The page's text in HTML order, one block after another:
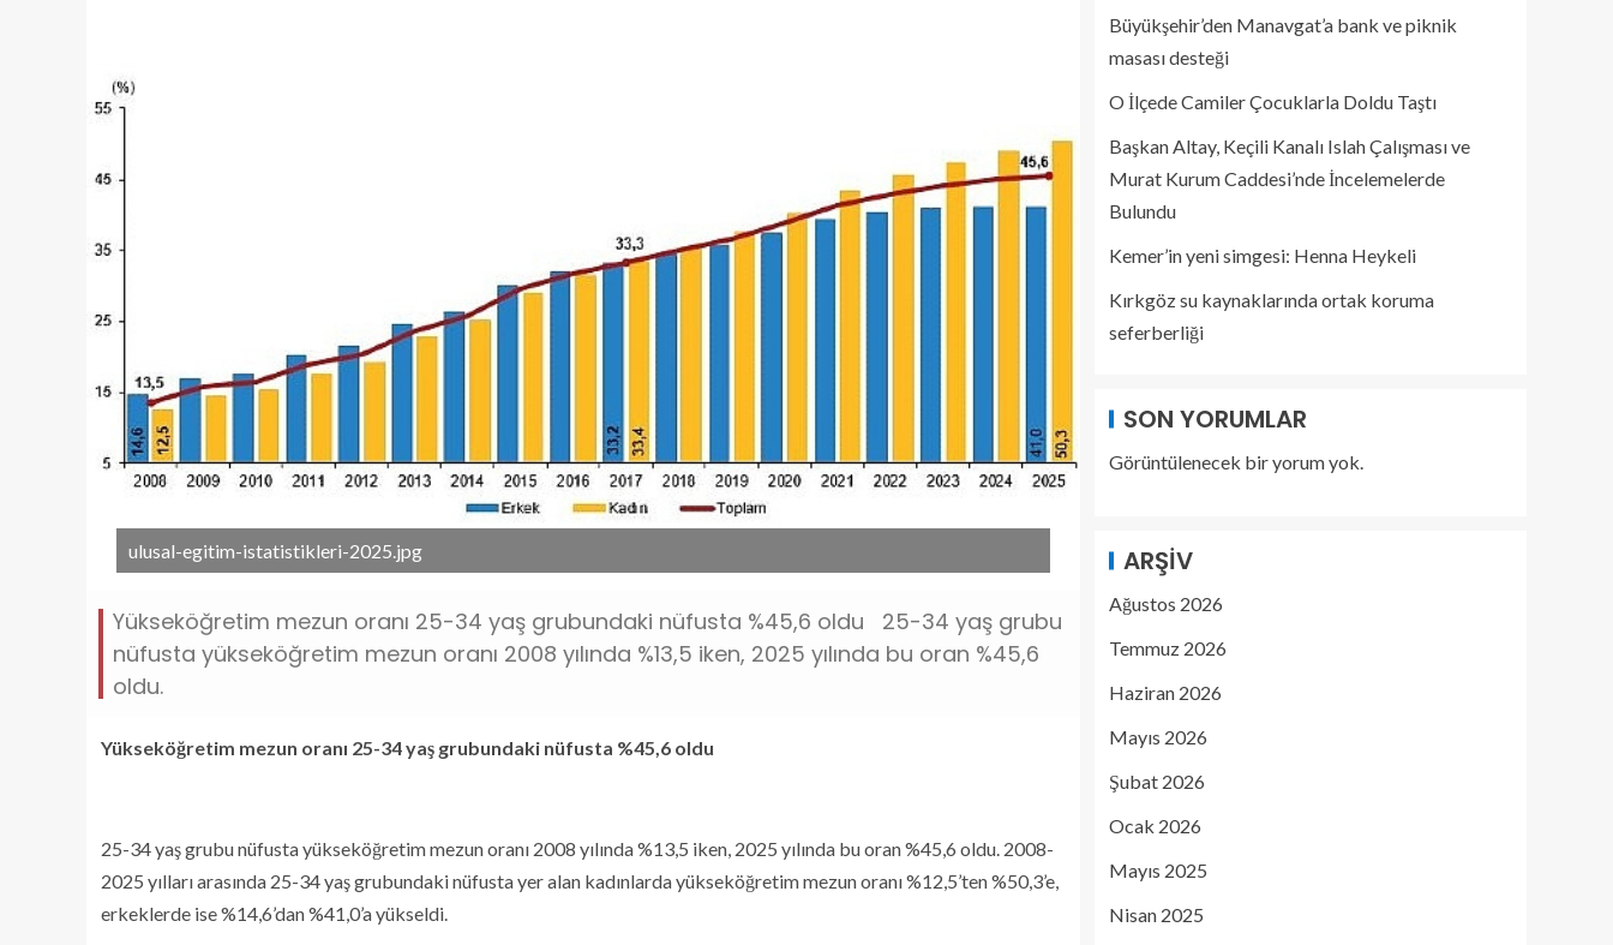
ulusal-egitim-istatistikleri-2025.jpg
Yükseköğretim mezun oranı 25-34 yaş grubundaki nüfusta %45,6 oldu 25-34 yaş grubu
nüfusta yükseköğretim mezun oranı 2008 yılında %13,5 iken, 2025 yılında bu oran %45,6
oldu.
Yükseköğretim mezun oranı 25-34 yaş grubundaki nüfusta %45,6 oldu
25-34 yaş grubu nüfusta yükseköğretim mezun oranı 2008 yılında %13,5 iken, 2025 yılında bu oran %45,6 oldu. 2008-
2025 yılları arasında 25-34 yaş grubundaki nüfusta yer alan kadınlarda yükseköğretim mezun oranı %12,5’ten %50,3’e,
erkeklerde ise %14,6’dan %41,0’a yükseldi.
Büyükşehir’den Manavgat’a bank ve piknik
masası desteği
O İlçede Camiler Çocuklarla Doldu Taştı
Başkan Altay, Keçili Kanalı Islah Çalışması ve
Murat Kurum Caddesi’nde İncelemelerde
Bulundu
Kemer’in yeni simgesi: Henna Heykeli
Kırkgöz su kaynaklarında ortak koruma
seferberliği
SON YORUMLAR
Görüntülenecek bir yorum yok.
ARŞIV
Ağustos 2026
Temmuz 2026
Haziran 2026
Mayıs 2026
Şubat 2026
Ocak 2026
Mayıs 2025
Nisan 2025